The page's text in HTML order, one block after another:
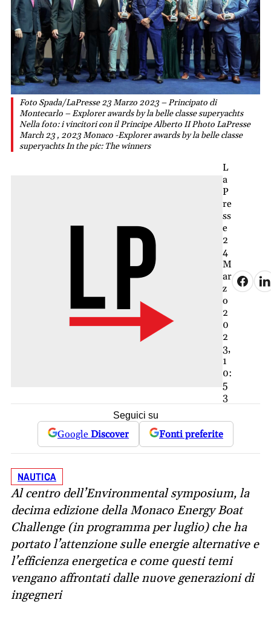
Foto Spada/LaPresse 23 Marzo 2023 – Principato di
Montecarlo – Explorer awards by la belle classe superyachts
Nella foto: i vincitori con il Principe Alberto II Photo LaPresse
March 23 , 2023 Monaco -Explorer awards by la belle classe
superyachts In the pic: The winners
L
a
P
re
ss
e
2
4
M
ar
z
o
2
0
2
3,
1
0:
5
3
Seguici su
Google Discover Fonti preferite
NAUTICA
Al centro dell’Environmental symposium, la
decima edizione della Monaco Energy Boat
Challenge (in programma per luglio) che ha
portato l’attenzione sulle energie alternative e
l’efficienza energetica e come questi temi
vengano affrontati dalle nuove generazioni di
ingegneri